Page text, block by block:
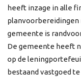
heeft inzage in alle
planvoorbereidingen
gemeente is
De gemeente heeft
op de
bestaand vastgoed